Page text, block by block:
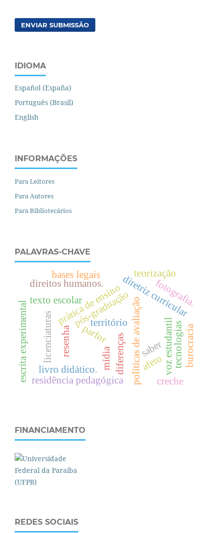
ENVIAR SUBMISSÃO
IDIOMA
Español (España)
Português (Brasil)
English
INFORMAÇÕES
Para Leitores
Para Autores
Para Bibliotecários
PALAVRAS-CHAVE
resenha
território
diretriz curricular
prática de ensino
texto escolar políticas de avaliação
pós-graduação
saber
mídia
residência pedagógica
livro didático.
direitos humanos.
licenciaturas parfor voz estudantil
creche
bases legais
tecnologias
fotografia.
teorização
diferenças afeto
escrita experimental burocracia
FINANCIAMENTO
REDES SOCIAIS